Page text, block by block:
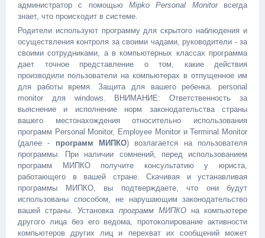
администратор с помощью Mipko Personal Monitorвсегда
знает, что происходит в системе.
Родители используют программу для скрытого наблюдения и
осуществления контроля за своими чадами, руководители - за
своими сотрудниками, а в компьютерных классах программа
дает точное представление о том, какие действия
производили пользователи на компьютерах в отпущенное им
для работы время. Защита для вашего ребенка. personal
monitor для windows. ВНИМАНИЕ: Ответственность за
выяснение и исполнение норм законодательства страны
вашего местонахождения относительно использования
программ Personal Monitor, Employee Monitor и Terminal Monitor
(далее - программ МИПКО) возлагается на пользователя
программы. При наличии сомнений, перед использованием
программ МИПКО получите консультатию у юриста,
работающего в вашей стране. Скачивая и устанавливая
программы МИПКО, вы подтверждаете, что они будут
использованы способом, не нарушающим законодательство
вашей страны. Установка программ МИПКОна компьютере
другого лица без его ведома, протоколирование активности
компьютеров других лиц и перехват их сообщений может